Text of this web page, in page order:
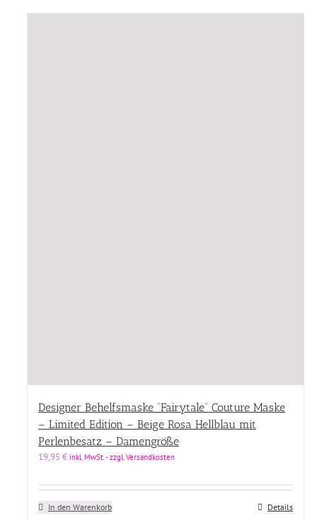
Designer Behelfsmaske “Fairytale” Couture Maske
– Limited Edition – Beige Rosa Hellblau mit
Perlenbesatz – Damengröße
19,95 € inkl. MwSt. - zzgl. Versandkosten
In den Warenkorb Details